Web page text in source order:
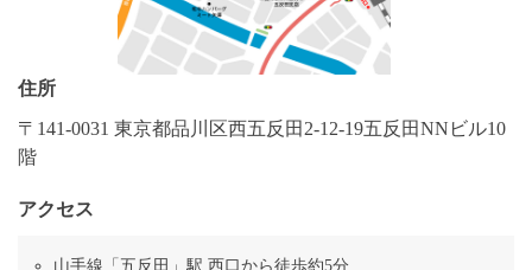
住所
〒141-0031 東京都品川区西五反田2-12-19五反田NNビル10
階
アクセス
山手線「五反田」駅 西口から徒歩約5分